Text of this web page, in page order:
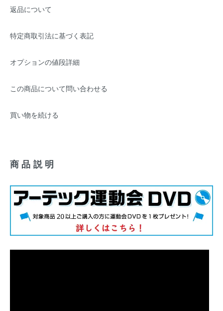
返品について
特定商取引法に基づく表記
オプションの値段詳細
この商品について問い合わせる
買い物を続ける
商品説明